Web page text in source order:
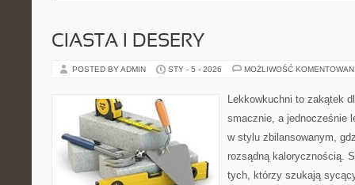
CIASTA I DESERY
POSTED BY ADMIN STY - 5 - 2026 MOŻLIWOŚĆ
Lekkowkuchni to zakątek
smacznie, a jednocześnie
w stylu zbilansowanym,
rozsądną kalorycznością.
tych, którzy szukają